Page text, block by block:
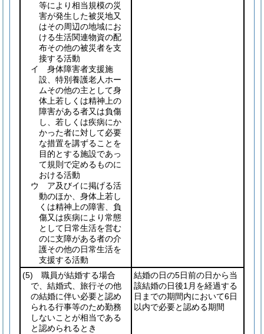
等により相当規模の災
害が発生した被災地又
はその周辺の地域にお
ける生活関連物資の配
布その他の被災者を支
接する活動
イ 身体障害者支援施
設、特別養護老人ホー
ムその他の主として身
体上若しくは精神上の
障害がある者又は負傷
し、若しくは疾病にか
かった者に対して必要
な措置を講ずることを
目的とする施設であっ
て規則で定めるものに
おける活動
ウ ア及びイに掲げる活
動のほか、身体上若し
くは精神上の障害、負
傷又は疾病により常態
として日常生活を営む
のに支障がある者の介
護その他の日常生活を
支援する活動
(5) 職員が結婚する場合
で、結婚式、旅行その他
の結婚に伴い必要と認め
られる行事等のため勤務
しないことが相当である
と認められるとき
結婚の日の5日前の日から当
該結婚の日後1月を経過する
日までの期間内において6日
以内で必要と認める期間